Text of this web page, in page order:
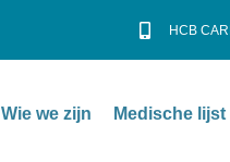
HCB
Wie we zijn Medische lijst